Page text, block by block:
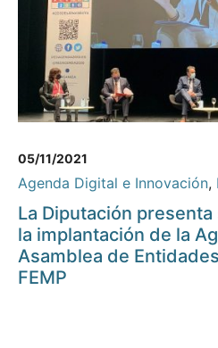
05/11/2021
Agenda Digital e Innovación,
La Diputación
la implantación de la
Asamblea de
FEMP